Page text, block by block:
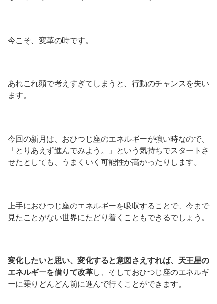
今こそ、変革の時です。
あれこれ頭で考えすぎてしまうと、行動のチャンスを失い
ます。
今回の新月は、おひつじ座のエネルギーが強い時なので、
「とりあえず進んでみよう。」という気持ちでスタートさ
せたとしても、うまくいく可能性が高かったりします。
上手におひつじ座のエネルギーを吸収することで、今まで
見たことがない世界にたどり着くこともできるでしょう。
変化したいと思い、変化すると意図さえすれば、天王星の
エネルギーを借りて改革し、そしておひつじ座のエネルギ
ーに乗りどんどん前に進んで行くことができます。